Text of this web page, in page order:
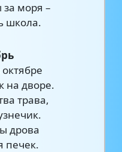
моря –
школа.
на дворе.
трава,
дрова
печек.